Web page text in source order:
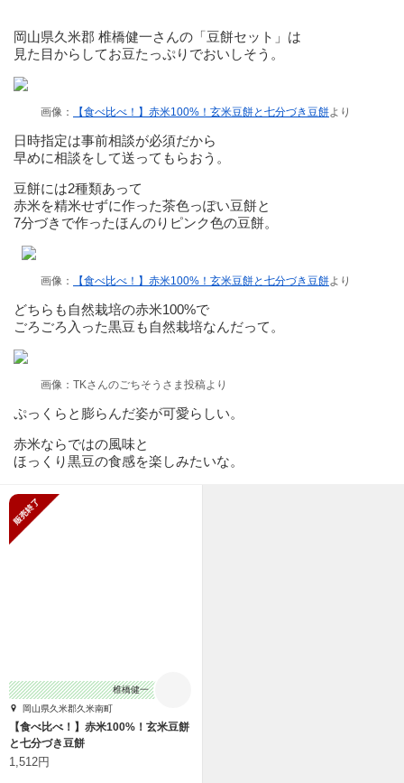
岡山県久米郡 椎橋健一さんの「豆餅セット」は
見た目からしてお豆たっぷりでおいしそう。
画像： 【食べ比べ！】赤米100%！玄米豆餅と七分づき豆餅より
日時指定は事前相談が必須だから
早めに相談をして送ってもらおう。
豆餅には2種類あって
赤米を精米せずに作った茶色っぽい豆餅と
7分づきで作ったほんのりピンク色の豆餅。
画像： 【食べ比べ！】赤米100%！玄米豆餅と七分づき豆餅より
どちらも自然栽培の赤米100%で
ごろごろ入った黒豆も自然栽培なんだって。
画像：TKさんのごちそうさま投稿より
ぷっくらと膨らんだ姿が可愛らしい。
赤米ならではの風味と
ほっくり黒豆の食感を楽しみたいな。
椎橋健一
岡山県久米郡久米南町
【食べ比べ！】赤米100%！玄米豆餅
と七分づき豆餅
1,512円